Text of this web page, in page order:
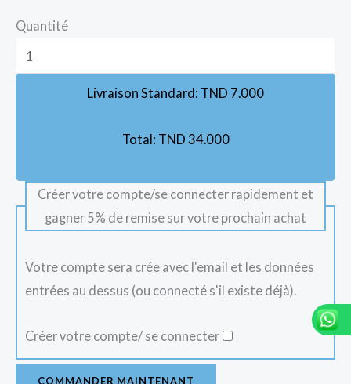
Quantité
Livraison Standard: TND 7.000
Total: TND 34.000
Créer votre compte/se connecter rapidement et
gagner 5% de remise sur votre prochain achat
Votre compte sera crée avec l'email et les données
entrées au dessus (ou connecté s'il existe déjà).
Créer votre compte/ se connecter
COMMANDER MAINTENANT